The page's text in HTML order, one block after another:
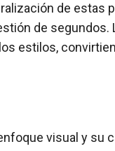
de estas
de segundos.
estilos,
visual y su